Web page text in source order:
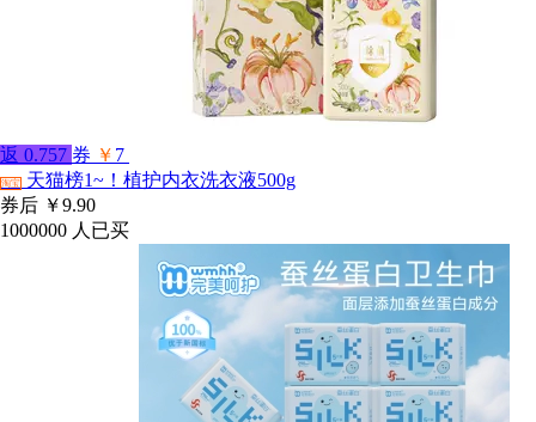
返 0.757 券 ￥ 7
淘宝
天猫榜1~！植护内衣洗衣液500g
券后 ￥9.90
1000000 人已买